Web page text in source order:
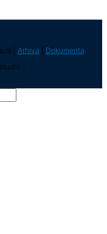
| Arhiva
Dokumenta